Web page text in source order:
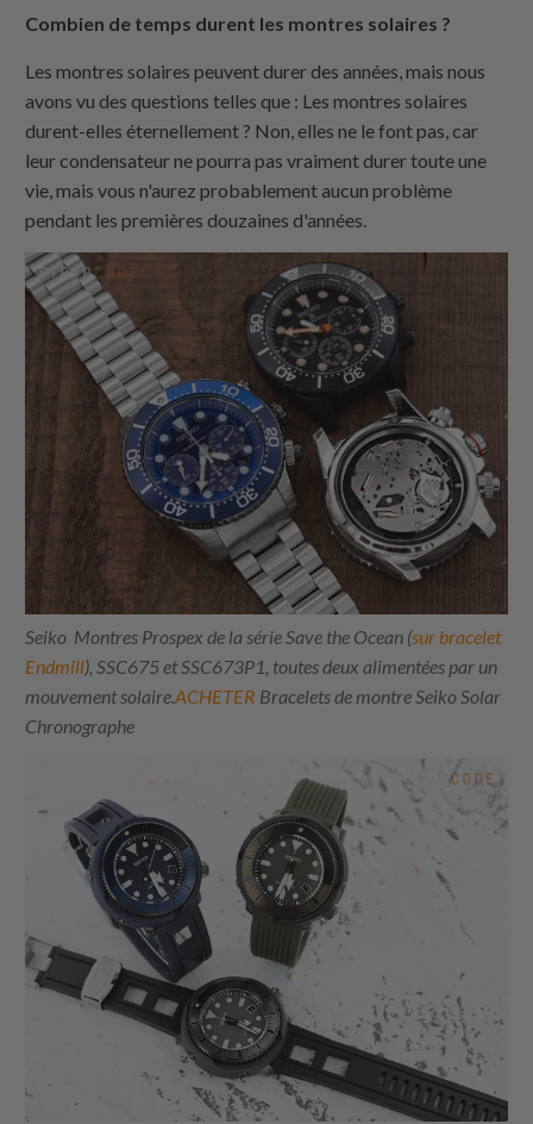
Combien de temps durent les montres solaires ?
Les montres solaires peuvent durer des années, mais nous
avons vu des questions telles que : Les montres solaires
durent-elles éternellement ? Non, elles ne le font pas, car
leur condensateur ne pourra pas vraiment durer toute une
vie, mais vous n'aurez probablement aucun problème
pendant les premières douzaines d'années.
Seiko Montres Prospex de la série Save the Ocean (sur bracelet
Endmill), SSC675 et SSC673P1, toutes deux alimentées par un
mouvement solaire.ACHETER Bracelets de montre Seiko Solar
Chronographe